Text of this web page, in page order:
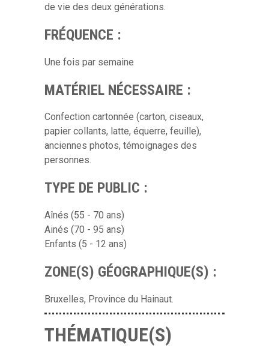
de vie des deux générations.
FRÉQUENCE :
Une fois par semaine
MATÉRIEL NÉCESSAIRE :
Confection cartonnée (carton, ciseaux,
papier collants, latte, équerre, feuille),
anciennes photos, témoignages des
personnes.
TYPE DE PUBLIC :
Aînés (55 - 70 ans)
Ainés (70 - 95 ans)
Enfants (5 - 12 ans)
ZONE(S) GÉOGRAPHIQUE(S) :
Bruxelles, Province du Hainaut.
THÉMATIQUE(S)